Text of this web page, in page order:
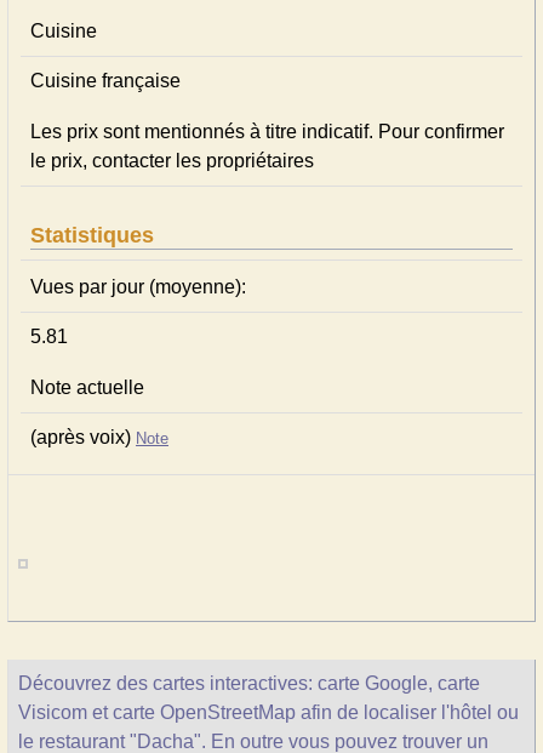
Cuisine
Cuisine française
Les prix sont mentionnés à titre indicatif. Pour confirmer
le prix, contacter les propriétaires
Statistiques
Vues par jour (moyenne):
5.81
Note actuelle
(après voix) Note
Découvrez des cartes interactives: carte Google, carte
Visicom et carte OpenStreetMap afin de localiser l'hôtel ou
le restaurant "Dacha". En outre vous pouvez trouver un